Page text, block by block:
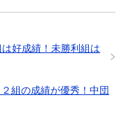
好成績！未勝利組は
組の成績が優秀！中団